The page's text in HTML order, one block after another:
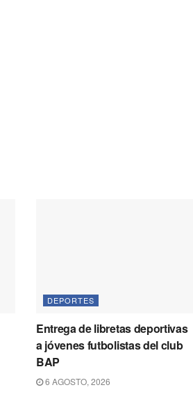
DEPORTES
Entrega de libretas deportivas
a jóvenes futbolistas del club
BAP
6 AGOSTO, 2026